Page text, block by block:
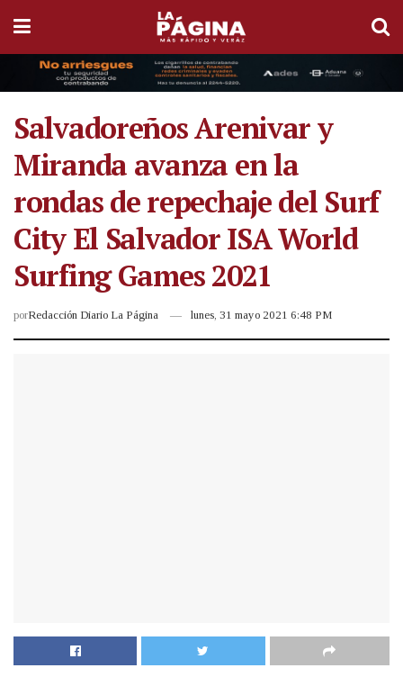
Salvadoreños Arenivar y
Miranda avanza en la
rondas de repechaje del Surf
City El Salvador ISA World
Surfing Games 2021
porRedacción Diario La Página lunes, 31 mayo 2021 6:48 PM